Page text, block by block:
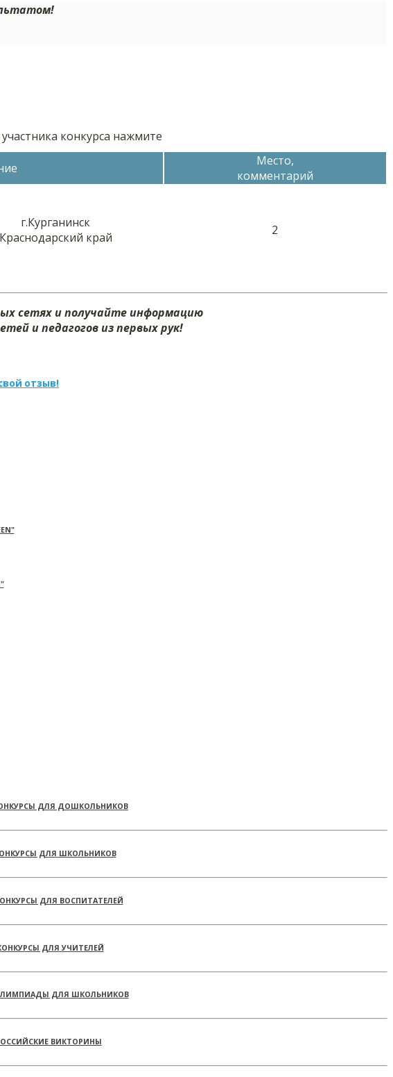
конкурса нажмите
Место,
комментарий
г.Курганинск
Краснодарский край
2
сетях и получайте информацию
и педагогов из первых рук!
отзыв!
ДЛЯ ДОШКОЛЬНИКОВ
ДЛЯ ШКОЛЬНИКОВ
ДЛЯ ВОСПИТАТЕЛЕЙ
ДЛЯ УЧИТЕЛЕЙ
ДЛЯ ШКОЛЬНИКОВ
ВИКТОРИНЫ